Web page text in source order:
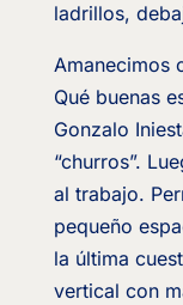
ladrillos,
Amanecimos
Qué buenas
Gonzalo
“churros”.
al trabajo.
pequeño
la última
vertical con